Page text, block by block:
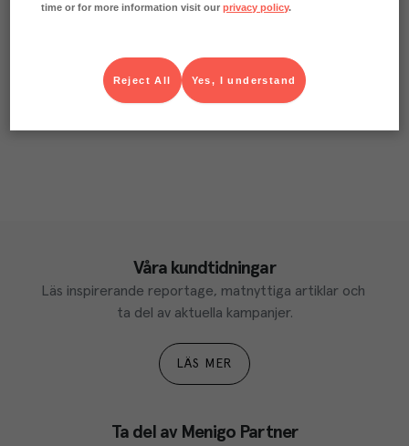
Våra kundtidningar
Läs inspirerande reportage, matnyttiga artiklar och
ta del av aktuella kampanjer.
LÄS MER
Ta del av Menigo Partner
time or for more information visit ourprivacy policy.
Yes, I understand
Reject All